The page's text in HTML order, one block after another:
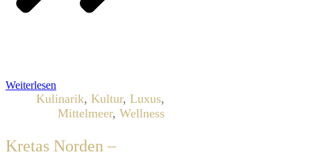
Weiterlesen
Kulinarik, Kultur, Luxus,
Mittelmeer, Wellness
Kretas Norden –